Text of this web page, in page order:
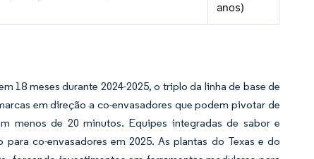
anos)
18 meses durante 2024-2025, o triplo da linha de base de
em direção a co-envasadores que podem pivotar de
menos de 20 minutos. Equipes integradas de sabor e
co-envasadores em 2025. As plantas do Texas e do